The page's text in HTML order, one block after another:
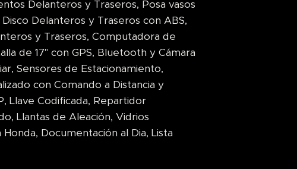
Delanteros y Traseros, Posa vasos
Delanteros y Traseros con ABS,
y Traseros, Computadora de
de 17" con GPS, Bluetooth y Cámara
Sensores de Estacionamiento,
con Comando a Distancia y
Llave Codificada, Repartidor
Llantas de Aleación, Vidrios
Documentación al Dia, Lista